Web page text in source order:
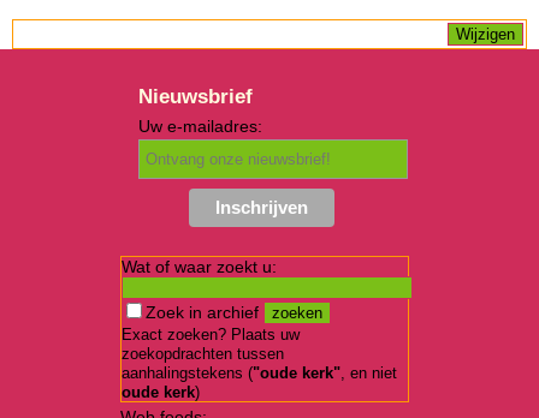
Nieuwsbrief
Uw e-mailadres:
Wat of waar zoekt u:
Zoek in archief
Exact zoeken? Plaats uw
zoekopdrachten tussen
aanhalingstekens ("oude kerk", en niet
oude kerk)